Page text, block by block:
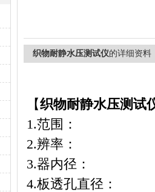
织物耐静水压测试仪的详细资料
【织物耐静水压测试
1.范围： 0
2.辨率：
3.器内径：
4.板透孔直径